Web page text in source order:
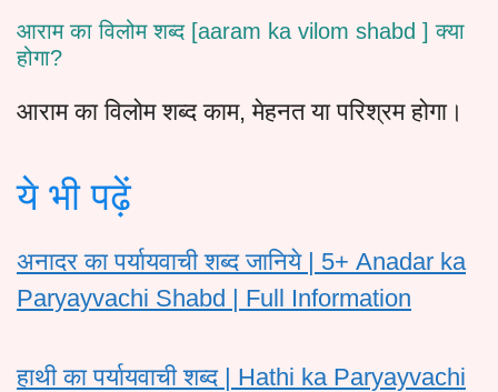
आराम का विलोम शब्द [aaram ka vilom shabd ] क्या
होगा?
आराम का विलोम शब्द काम, मेहनत या परिश्रम होगा।
ये भी पढ़ें
अनादर का पर्यायवाची शब्द जानिये | 5+ Anadar ka
Paryayvachi Shabd | Full Information
हाथी का पर्यायवाची शब्द | Hathi ka Paryayvachi